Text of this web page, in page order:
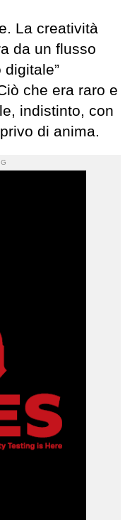
La creatività
da un flusso
digitale”
che era raro e
indistinto, con
di anima.